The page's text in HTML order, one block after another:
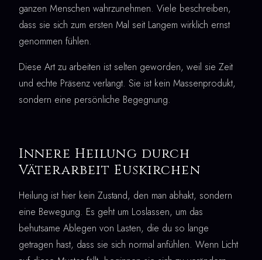
ganzen Menschen wahrzunehmen. Viele beschreiben,
dass sie sich zum ersten Mal seit Langem wirklich ernst
genommen fühlen.
Diese Art zu arbeiten ist selten geworden, weil sie Zeit
und echte Präsenz verlangt. Sie ist kein Massenprodukt,
sondern eine persönliche Begegnung.
Innere Heilung durch
Väterarbeit Euskirchen
Heilung ist hier kein Zustand, den man abhakt, sondern
eine Bewegung. Es geht um Loslassen, um das
behutsame Ablegen von Lasten, die du so lange
getragen hast, dass sie sich normal anfühlen. Wenn Licht